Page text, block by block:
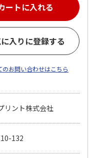
ートに入れる
入りに登録する
のお問い合わせはこちら
リント株式会社
132